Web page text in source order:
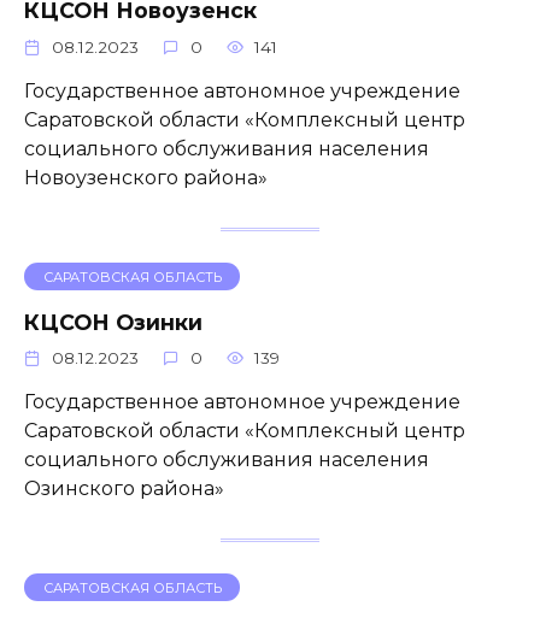
КЦСОН Новоузенск
08.12.2023 0 141
Государственное автономное учреждение
Саратовской области «Комплексный центр
социального обслуживания населения
Новоузенского района»
САРАТОВСКАЯ ОБЛАСТЬ
КЦСОН Озинки
08.12.2023 0 139
Государственное автономное учреждение
Саратовской области «Комплексный центр
социального обслуживания населения
Озинского района»
САРАТОВСКАЯ ОБЛАСТЬ